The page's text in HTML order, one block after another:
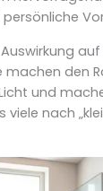
machen den
und
viele nach